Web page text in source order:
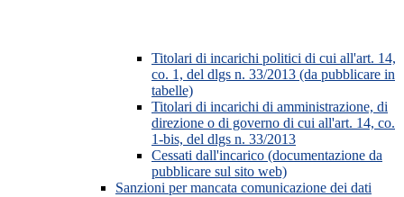
Titolari di incarichi politici di cui all'art. 14,
co. 1, del dlgs n. 33/2013 (da pubblicare in
tabelle)
Titolari di incarichi di amministrazione, di
direzione o di governo di cui all'art. 14, co.
1-bis, del dlgs n. 33/2013
Cessati dall'incarico (documentazione da
pubblicare sul sito web)
Sanzioni per mancata comunicazione dei dati